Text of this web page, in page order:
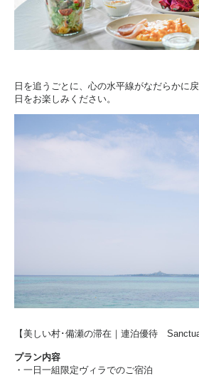
日を追うごとに、心の水平線がなだらかに
日をお楽しみください。
【美しい村･備瀬の滞在｜連泊優待
プラン内容
・一日一組限定ヴィラでのご宿泊